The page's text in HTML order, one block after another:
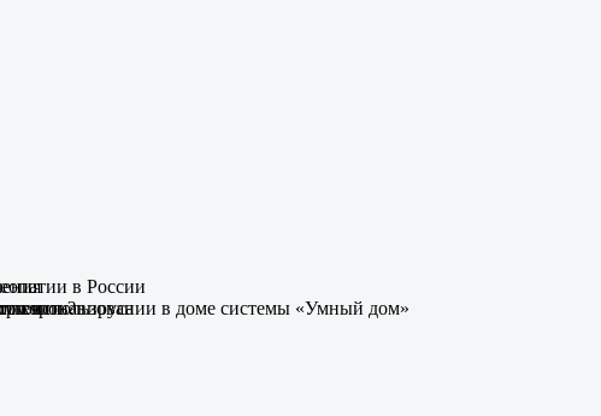
использовании в доме системы «Умный дом»
в России
лечить?
коронавируса